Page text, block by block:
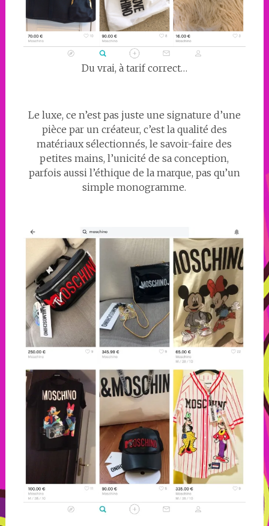
Du vrai, à tarif correct…
Le luxe, ce n’est pas juste une signature d’une
pièce par un créateur, c’est la qualité des
matériaux sélectionnés, le savoir-faire des
petites mains, l’unicité de sa conception,
parfois aussi l’éthique de la marque, pas qu’un
simple monogramme.